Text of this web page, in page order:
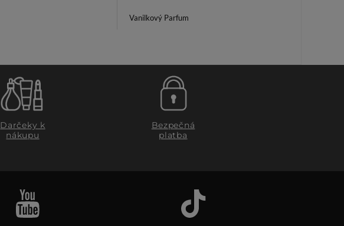
Vanilkový Parfum
Darčeky k
nákupu
Bezpečná
platba